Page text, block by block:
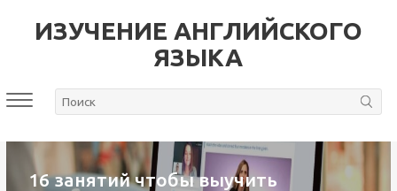
ИЗУЧЕНИЕ АНГЛИЙСКОГО
ЯЗЫКА
16 занятий чтобы выучить